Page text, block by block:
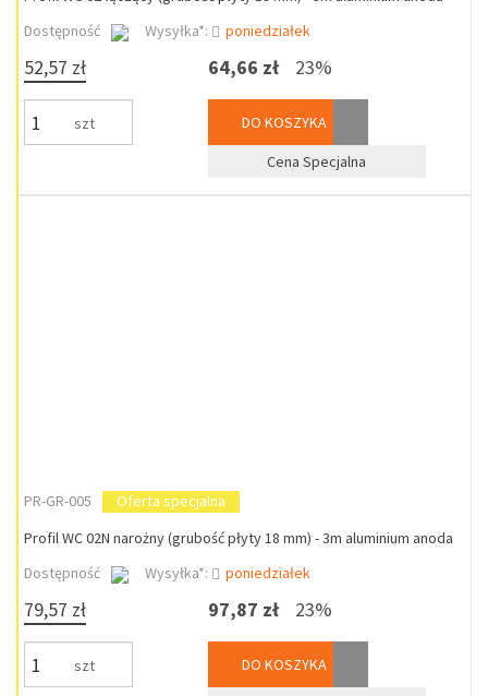
Dostępność
Wysyłka*: poniedziałek
52,57 zł
szt
64,66 zł 23%
DO KOSZYKA
Cena Specjalna
PR-GR-005
Oferta specjalna
Profil WC 02N narożny (grubość płyty 18 mm) - 3m aluminium anoda
Dostępność
Wysyłka*: poniedziałek
79,57 zł
szt
97,87 zł 23%
DO KOSZYKA